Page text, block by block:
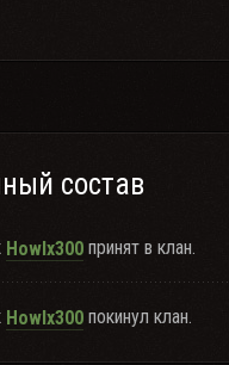
состав
Howlx300 принят в клан.
Howlx300 покинул клан.